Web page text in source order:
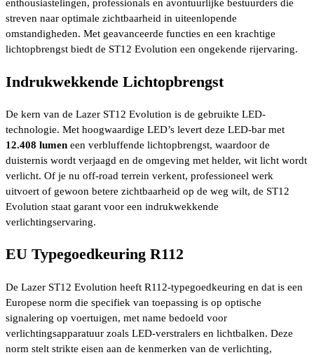
enthousiastelingen, professionals en avontuurlijke bestuurders die
streven naar optimale zichtbaarheid in uiteenlopende
omstandigheden. Met geavanceerde functies en een krachtige
lichtopbrengst biedt de ST12 Evolution een ongekende rijervaring.
Indrukwekkende Lichtopbrengst
De kern van de Lazer ST12 Evolution is de gebruikte LED-
technologie. Met hoogwaardige LED’s levert deze LED-bar met
12.408 lumen een verbluffende lichtopbrengst, waardoor de
duisternis wordt verjaagd en de omgeving met helder, wit licht wordt
verlicht. Of je nu off-road terrein verkent, professioneel werk
uitvoert of gewoon betere zichtbaarheid op de weg wilt, de ST12
Evolution staat garant voor een indrukwekkende
verlichtingservaring.
EU Typegoedkeuring R112
De Lazer ST12 Evolution heeft R112-typegoedkeuring en dat is een
Europese norm die specifiek van toepassing is op optische
signalering op voertuigen, met name bedoeld voor
verlichtingsapparatuur zoals LED-verstralers en lichtbalken. Deze
norm stelt strikte eisen aan de kenmerken van de verlichting,